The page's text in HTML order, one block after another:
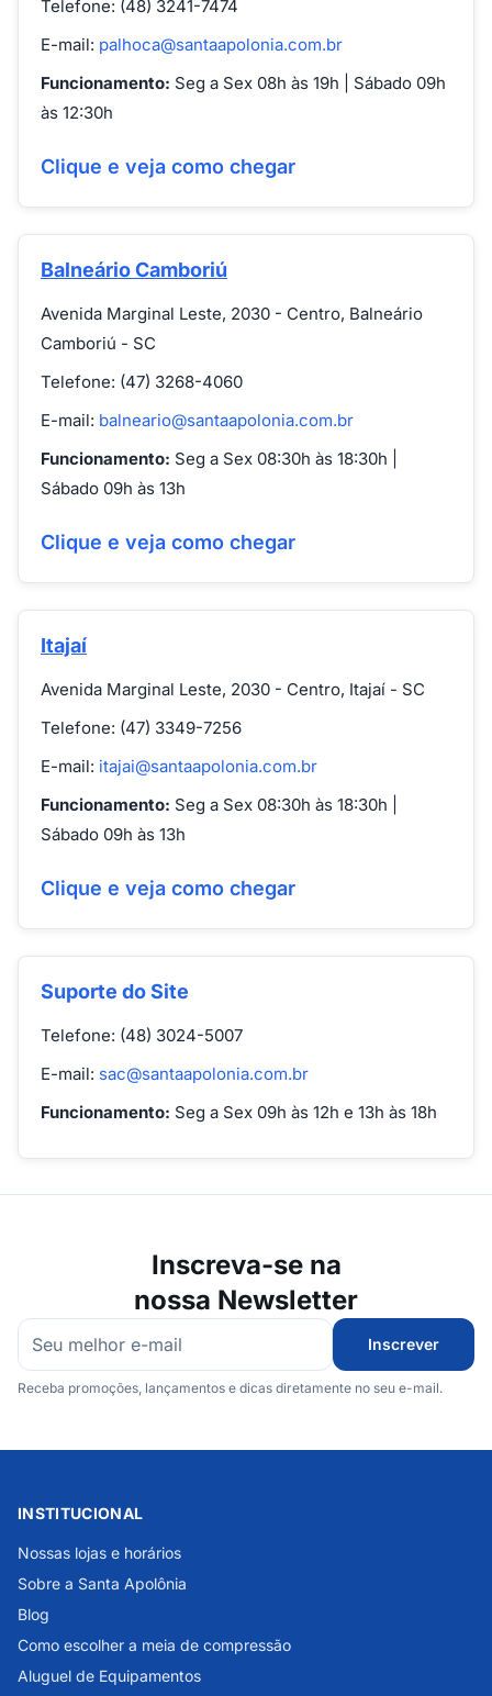
Telefone: (48) 3241-7474
E-mail: palhoca@santaapolonia.com.br
Funcionamento: Seg a Sex 08h às 19h | Sábado 09h
às 12:30h
Clique e veja como chegar
Balneário Camboriú
Avenida Marginal Leste, 2030 - Centro, Balneário
Camboriú - SC
Telefone: (47) 3268-4060
E-mail: balneario@santaapolonia.com.br
Funcionamento: Seg a Sex 08:30h às 18:30h |
Sábado 09h às 13h
Clique e veja como chegar
Itajaí
Avenida Marginal Leste, 2030 - Centro, Itajaí - SC
Telefone: (47) 3349-7256
E-mail: itajai@santaapolonia.com.br
Funcionamento: Seg a Sex 08:30h às 18:30h |
Sábado 09h às 13h
Clique e veja como chegar
Suporte do Site
Telefone: (48) 3024-5007
E-mail: sac@santaapolonia.com.br
Funcionamento: Seg a Sex 09h às 12h e 13h às 18h
Inscreva-se na
nossa Newsletter
Inscrever
Receba promoções, lançamentos e dicas diretamente no seu e-mail.
INSTITUCIONAL
Nossas lojas e horários
Sobre a Santa Apolônia
Blog
Como escolher a meia de compressão
Aluguel de Equipamentos